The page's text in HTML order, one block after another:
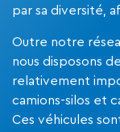
par sa diversité,
Outre notre
nous disposons
relativement
camions-silos et
Ces véhicules